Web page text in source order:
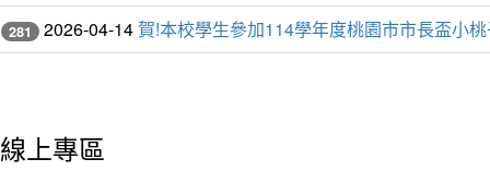
281 2026-04-14賀!本校學生參加114學年度桃園市市長盃小
線上專區